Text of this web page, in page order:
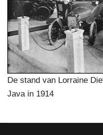
De stand van Lorraine
Java in 1914